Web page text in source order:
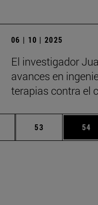
06 | 10 | 2025
El investigador
avances en
terapias contra el
Páginas intermedias Use
Página
53 54